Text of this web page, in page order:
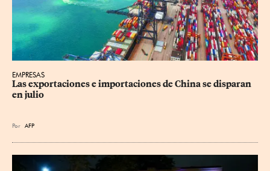
EMPRESAS
Las exportaciones e importaciones de China se disparan
en julio
Por AFP